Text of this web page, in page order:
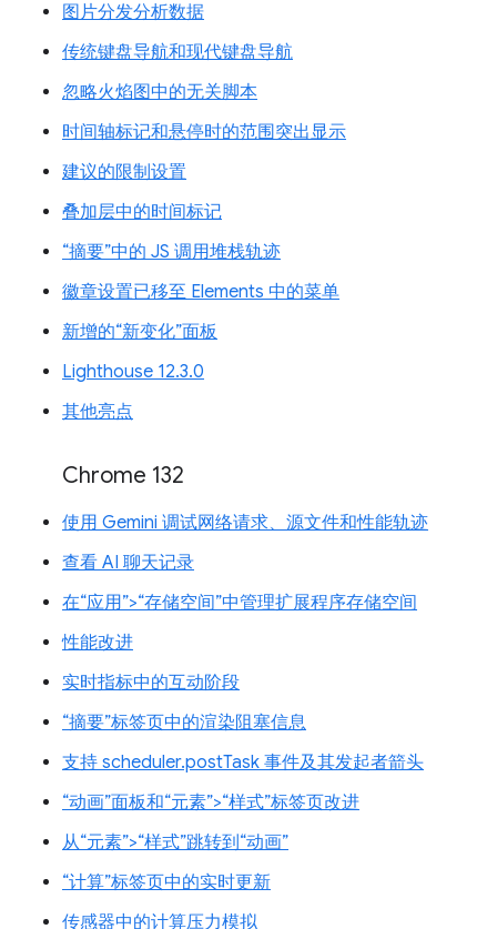
图片分发分析数据
传统键盘导航和现代键盘导航
忽略火焰图中的无关脚本
时间轴标记和悬停时的范围突出显示
建议的限制设置
叠加层中的时间标记
“摘要”中的 JS 调用堆栈轨迹
徽章设置已移至 Elements 中的菜单
新增的“新变化”面板
Lighthouse 12.3.0
其他亮点
Chrome 132
使用 Gemini 调试网络请求、源文件和性能轨迹
查看 AI 聊天记录
在“应用”>“存储空间”中管理扩展程序存储空间
性能改进
实时指标中的互动阶段
“摘要”标签页中的渲染阻塞信息
支持 scheduler.postTask 事件及其发起者箭头
“动画”面板和“元素”>“样式”标签页改进
从“元素”>“样式”跳转到“动画”
“计算”标签页中的实时更新
传感器中的计算压力模拟